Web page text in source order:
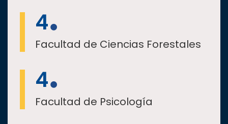
4
Facultad de Ciencias Forestales
4
Facultad de Psicología